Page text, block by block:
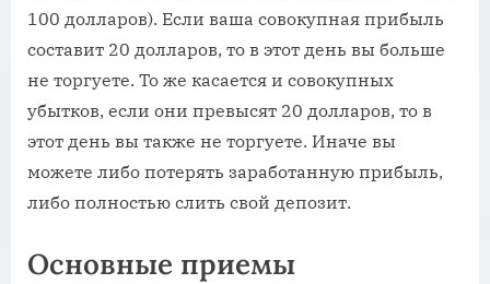
100 долларов). Если ваша совокупная прибыль
составит 20 долларов, то в этот день вы больше
не торгуете. То же касается и совокупных
убытков, если они превысят 20 долларов, то в
этот день вы также не торгуете. Иначе вы
можете либо потерять заработанную прибыль,
либо полностью слить свой депозит.
Основные приемы